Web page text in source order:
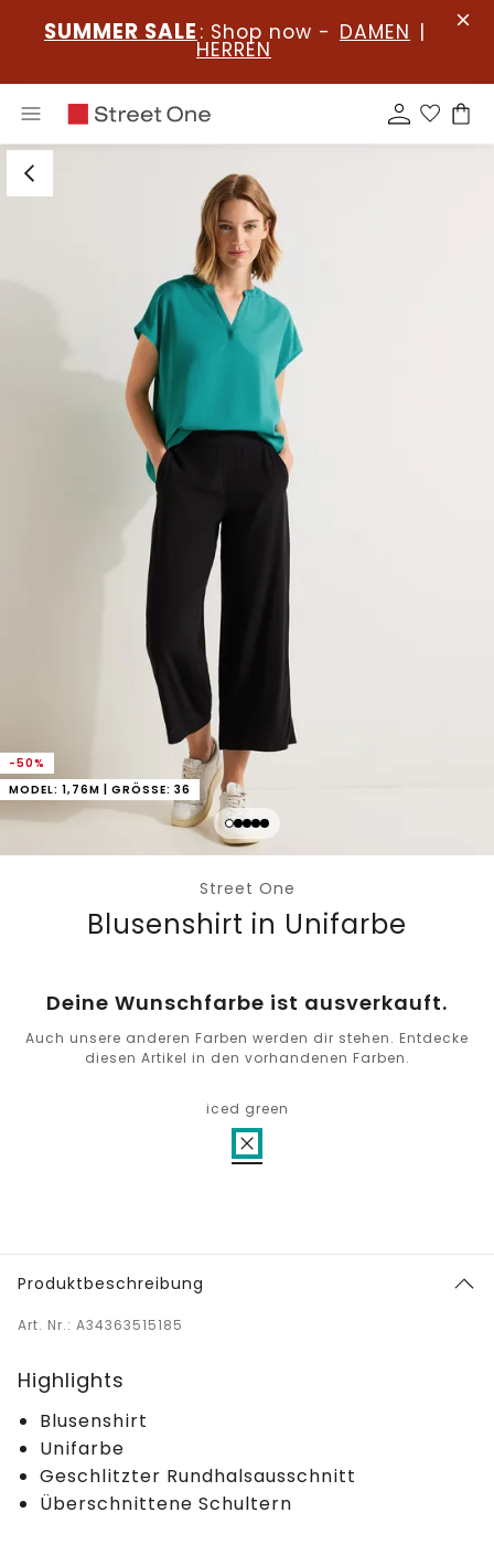
SUMMER SALE : Shop now - DAMEN |
HERREN
-50%
MODEL: 1,76M | GRÖSSE: 36
Street One
Blusenshirt in Unifarbe
Deine Wunschfarbe ist ausverkauft.
Auch unsere anderen Farben werden dir stehen. Entdecke
diesen Artikel in den vorhandenen Farben.
iced green
Produktbeschreibung
Art. Nr.: A34363515185
Highlights
Blusenshirt
Unifarbe
Geschlitzter Rundhalsausschnitt
Überschnittene Schultern